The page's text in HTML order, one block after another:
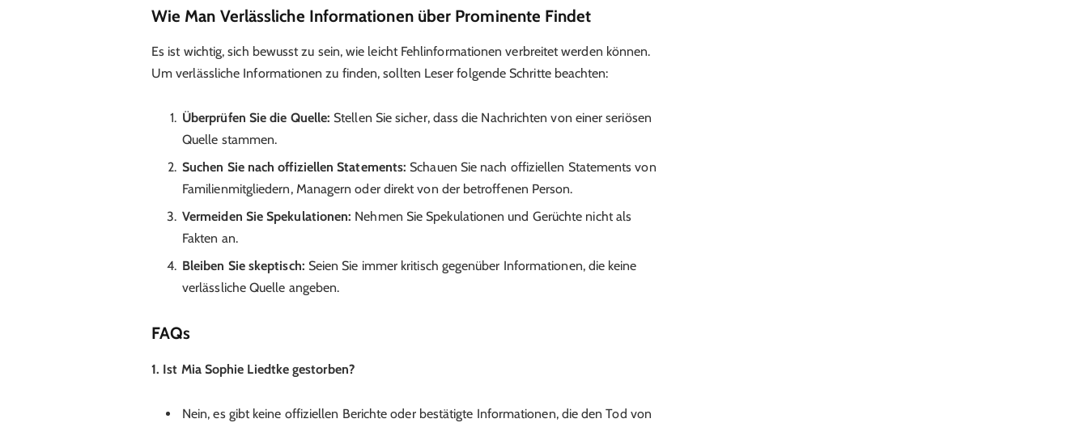
Wie Man Verlässliche Informationen über Prominente Findet
Es ist wichtig, sich bewusst zu sein, wie leicht Fehlinformationen verbreitet werden können.
Um verlässliche Informationen zu finden, sollten Leser folgende Schritte beachten:
Überprüfen Sie die Quelle: Stellen Sie sicher, dass die Nachrichten von einer seriösen
Quelle stammen.
Suchen Sie nach offiziellen Statements: Schauen Sie nach offiziellen Statements von
Familienmitgliedern, Managern oder direkt von der betroffenen Person.
Vermeiden Sie Spekulationen: Nehmen Sie Spekulationen und Gerüchte nicht als
Fakten an.
Bleiben Sie skeptisch: Seien Sie immer kritisch gegenüber Informationen, die keine
verlässliche Quelle angeben.
FAQs
1. Ist Mia Sophie Liedtke gestorben?
Nein, es gibt keine offiziellen Berichte oder bestätigte Informationen, die den Tod von